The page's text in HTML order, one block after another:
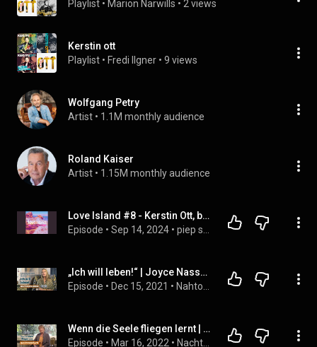
Playlist • Marion Narwills • 2 views
Kerstin ott
Playlist • Fredi Ilgner • 9 views
Wolfgang Petry
Artist • 1.1M monthly audience
Roland Kaiser
Artist • 1.15M monthly audience
Love Island #8 - Kerstin Ott, bist du es?
Episode • Sep 14, 2024 •
„Ich will leben!“ | Joyce Nassar im Gespräch
Episode • Dec 15, 2021 •
Wenn die Seele fliegen lernt | Gabriele Skardas Nachtod-Kontakte
Episode • Mar 16, 2022 •